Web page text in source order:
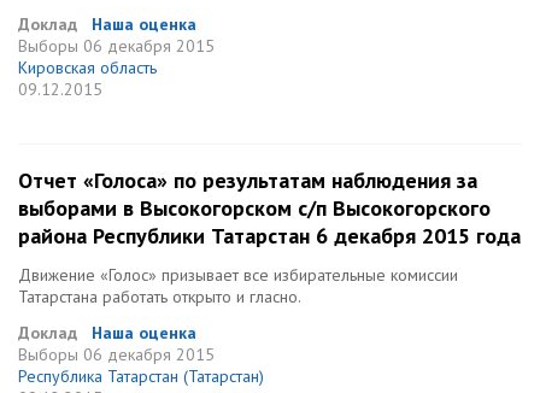
Доклад
Наша оценка
Выборы 06 декабря 2015
Кировская область
09.12.2015
Отчет «Голоса» по результатам наблюдения за
выборами в Высокогорском с/п Высокогорского
района Республики Татарстан 6 декабря 2015 года
Движение «Голос» призывает все избирательные комиссии
Татарстана работать открыто и гласно.
Доклад
Наша оценка
Выборы 06 декабря 2015
Республика Татарстан (Татарстан)